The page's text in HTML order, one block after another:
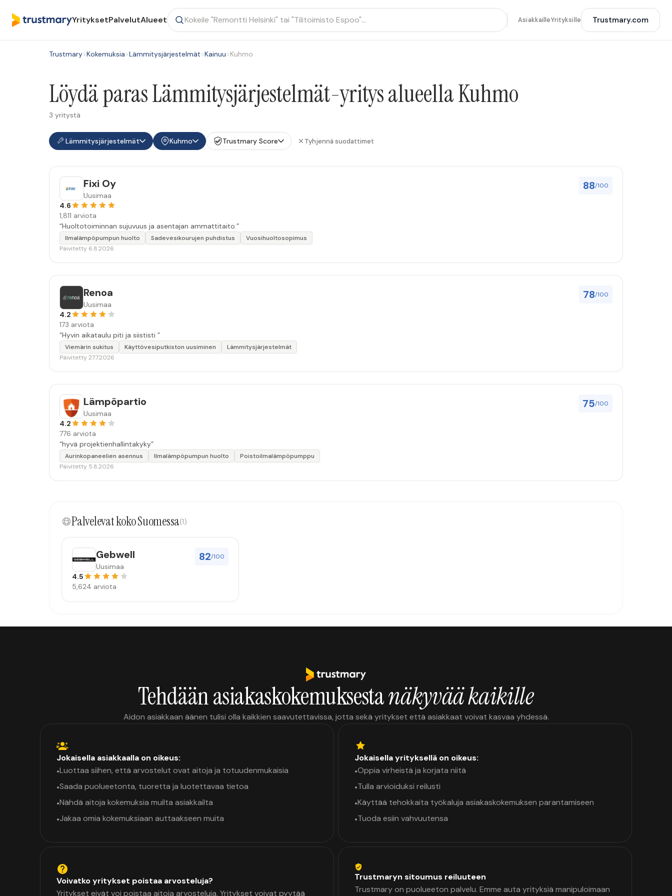
YrityksetPalvelutAlueet AsiakkailleYrityksille Trustmary.com
Trustmary>Kokemuksia>Lämmitysjärjestelmät>Kainuu>Kuhmo
Löydä paras Lämmitysjärjestelmät-yritys alueella Kuhmo
3 yritystä
Lämmitysjärjestelmät Kuhmo Trustmary Score Tyhjennä suodattimet
88/100
Fixi Oy
Uusimaa
4.6
1,811 arviota
“Huoltotoiminnan sujuvuus ja asentajan ammattitaito.”
Ilmalämpöpumpun huolto Sadevesikourujen puhdistus
Vuosihuoltosopimus
Päivitetty 6.8.2026
78/100
Renoa
Uusimaa
4.2
173 arviota
“Hyvin aikataulu piti ja siististi ”
Viemärin sukitus Käyttövesiputkiston uusiminen
Lämmitysjärjestelmät
Päivitetty 27.7.2026
75/100
Lämpöpartio
Uusimaa
4.2
776 arviota
“hyvä projektienhallintakyky”
Aurinkopaneelien asennus Ilmalämpöpumpun huolto
Poistoilmalämpöpumppu
Päivitetty 5.8.2026
Palvelevat koko Suomessa(1)
82/100
Gebwell
Uusimaa
4.5
5,624 arviota
Tehdään asiakaskokemuksestanäkyvää kaikille
Aidon asiakkaan äänen tulisi olla kaikkien saavutettavissa, jotta sekä yritykset että asiakkaat voivat kasvaa yhdessä.
Jokaisella asiakkaalla on oikeus:
•Luottaa siihen, että arvostelut ovat aitoja ja totuudenmukaisia
•Saada puolueetonta, tuoretta ja luotettavaa tietoa
•Nähdä aitoja kokemuksia muilta asiakkailta
•Jakaa omia kokemuksiaan auttaakseen muita
Jokaisella yrityksellä on oikeus:
•Oppia virheistä ja korjata niitä
•Tulla arvioiduksi reilusti
•Käyttää tehokkaita työkaluja asiakaskokemuksen parantamiseen
•Tuoda esiin vahvuutensa
Voivatko yritykset poistaa arvosteluja?
Yritykset eivät voi poistaa aitoja arvosteluja. Yritykset voivat pyytää
Trustmaryn sitoumus reiluuteen
Trustmary on puolueeton palvelu. Emme auta yrityksiä manipuloimaan